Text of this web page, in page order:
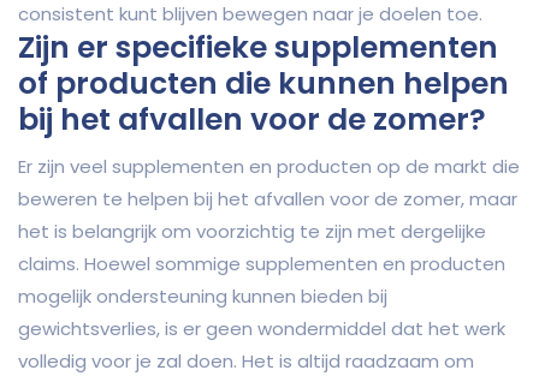
consistent kunt blijven bewegen naar je doelen toe.
Zijn er specifieke supplementen
of producten die kunnen helpen
bij het afvallen voor de zomer?
Er zijn veel supplementen en producten op de markt die
beweren te helpen bij het afvallen voor de zomer, maar
het is belangrijk om voorzichtig te zijn met dergelijke
claims. Hoewel sommige supplementen en producten
mogelijk ondersteuning kunnen bieden bij
gewichtsverlies, is er geen wondermiddel dat het werk
volledig voor je zal doen. Het is altijd raadzaam om